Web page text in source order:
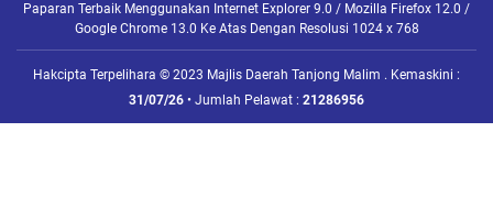
Paparan Terbaik Menggunakan Internet Explorer 9.0 / Mozilla Firefox 12.0 /
Google Chrome 13.0 Ke Atas Dengan Resolusi 1024 x 768
Hakcipta Terpelihara © 2023 Majlis Daerah Tanjong Malim . Kemaskini :
31/07/26 • Jumlah Pelawat : 21286956